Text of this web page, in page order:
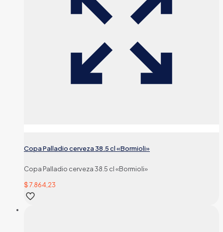
Copa Palladio cerveza 38.5 cl «Bormioli»
Copa Palladio cerveza 38.5 cl «Bormioli»
$7.864,23